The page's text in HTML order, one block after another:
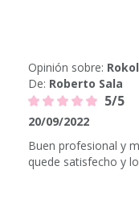
Opinión sobre:
De: Roberto Sala
5/5
20/09/2022
Buen profesional y
quede satisfecho y